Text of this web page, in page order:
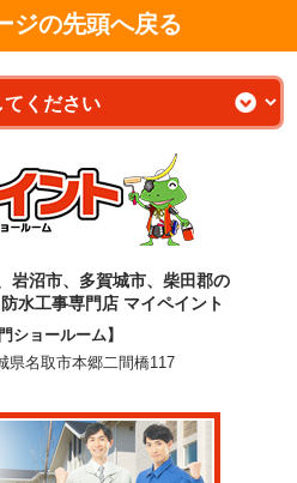
ジの先頭へ戻る
岩沼市、多賀城市、柴田郡の
水工事専門店 マイペイント
ショールーム】
名取市本郷二間橋117